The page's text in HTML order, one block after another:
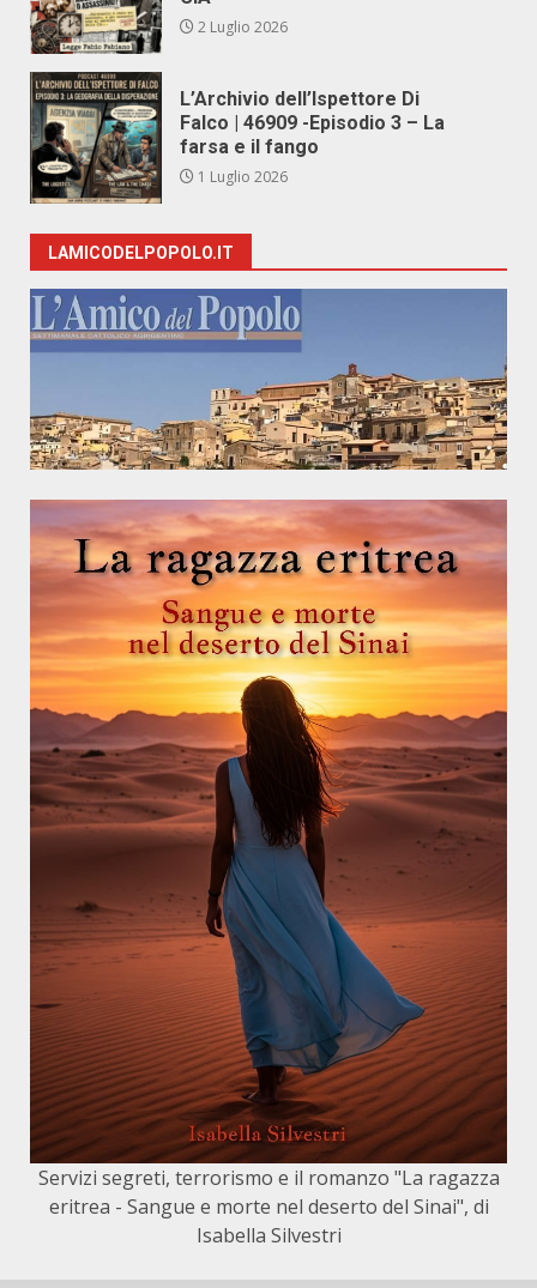
2 Luglio 2026
L’Archivio dell’Ispettore Di
Falco | 46909 -Episodio 3 – La
farsa e il fango
1 Luglio 2026
LAMICODELPOPOLO.IT
Servizi segreti, terrorismo e il romanzo "La ragazza
eritrea - Sangue e morte nel deserto del Sinai", di
Isabella Silvestri